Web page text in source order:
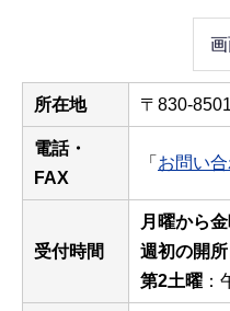
所在地 〒830-
電話・
FAX
「 お問い
受付時間
月曜から
週初の開所
第2土曜 ：